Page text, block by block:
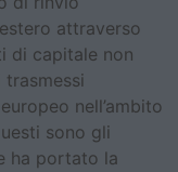
attraverso
di capitale non
nell’ambito
sono gli
ha portato la